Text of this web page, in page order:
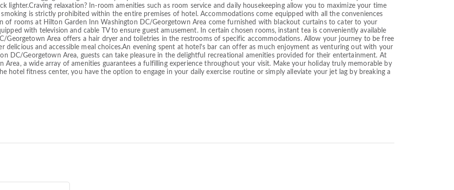
lighter.Craving relaxation? In-room amenities such as room service and daily housekeeping allow you to maximize your time
is strictly prohibited within the entire premises of hotel. Accommodations come equipped with all the conveniences
of rooms at Hilton Garden Inn Washington DC/Georgetown Area come furnished with blackout curtains to cater to your
with television and cable TV to ensure guest amusement. In certain chosen rooms, instant tea is conveniently available
Georgetown Area offers a hair dryer and toiletries in the restrooms of specific accommodations. Allow your journey to be free
delicious and accessible meal choices.An evening spent at hotel's bar can offer as much enjoyment as venturing out with your
DC/Georgetown Area, guests can take pleasure in the delightful recreational amenities provided for their entertainment. At
Area, a wide array of amenities guarantees a fulfilling experience throughout your visit. Make your holiday truly memorable by
hotel fitness center, you have the option to engage in your daily exercise routine or simply alleviate your jet lag by breaking a